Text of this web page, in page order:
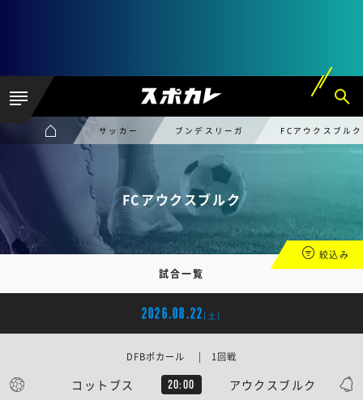
サッカー ブンデスリーガ FCアウクスブルク
FCアウクスブルク
試合一覧
絞込み
2026.08.22 [土]
コットブス 20:00 アウクスブルク
DFBポカール | 1回戦